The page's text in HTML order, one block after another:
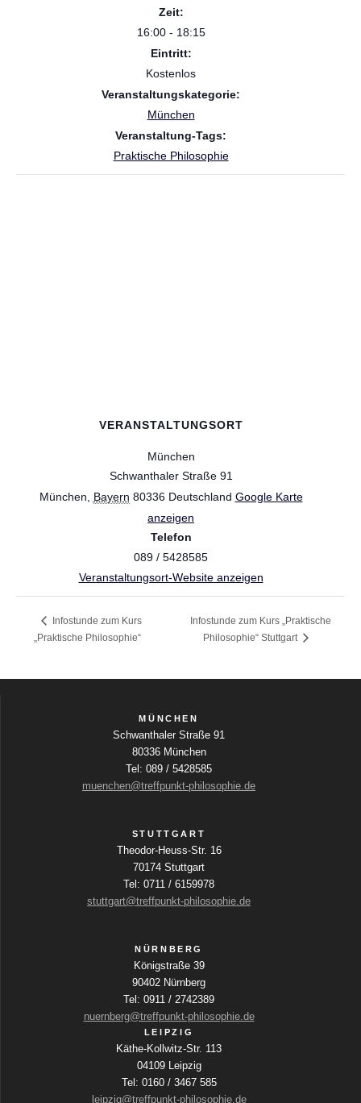
Zeit:
16:00 - 18:15
Eintritt:
Kostenlos
Veranstaltungskategorie:
München
Veranstaltung-Tags:
Praktische Philosophie
VERANSTALTUNGSORT
München
Schwanthaler Straße 91
München
Bayern 80336 Deutschland Google Karte
anzeigen
Telefon
089 / 5428585
Veranstaltungsort-Website anzeigen
Infostunde zum Kurs
„Praktische Philosophie“
Infostunde zum Kurs „Praktische
Philosophie“ Stuttgart
MÜNCHEN
Schwanthaler Straße 91
80336 München
Tel: 089 / 5428585
muenchen@treffpunkt-philosophie.de
STUTTGART
Theodor-Heuss-Str. 16
70174 Stuttgart
Tel: 0711 / 6159978
stuttgart@treffpunkt-philosophie.de
NÜRNBERG
Königstraße 39
90402 Nürnberg
Tel: 0911 / 2742389
nuernberg@treffpunkt-philosophie.de
LEIPZIG
Käthe-Kollwitz-Str. 113
04109 Leipzig
Tel: 0160 / 3467 585
leipzig@treffpunkt-philosophie.de